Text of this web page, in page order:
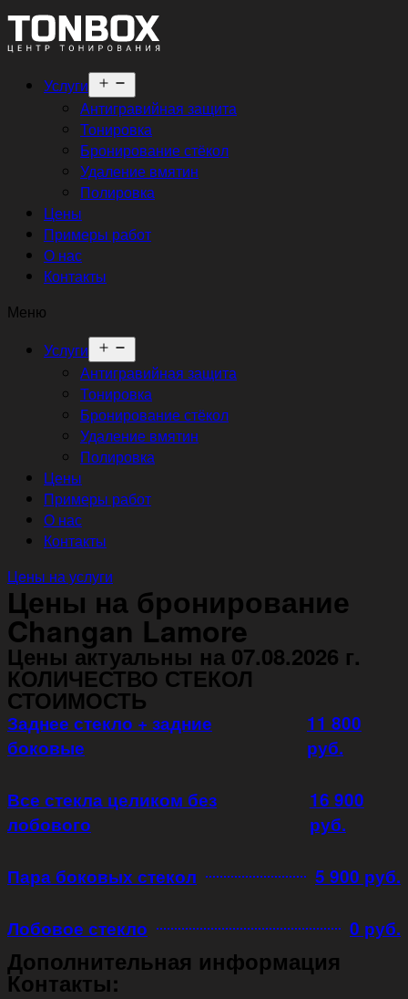
Услуги
меню
Антигравийная защита
Тонировка
Бронирование стёкол
Удаление вмятин
Полировка
Цены
Примеры работ
О нас
Контакты
Меню
Услуги
меню
Антигравийная защита
Тонировка
Бронирование стёкол
Удаление вмятин
Полировка
Цены
Примеры работ
О нас
Контакты
Цены на услуги
Цены на бронирование
Changan Lamore
Цены актуальны на 07.08.2026 г.
КОЛИЧЕСТВО СТЕКОЛ
СТОИМОСТЬ
Заднее стекло + задние
боковые
11 800
руб.
Все стекла целиком без
лобового
16 900
руб.
Пара боковых стекол 5 900 руб.
Лобовое стекло 0 руб.
Дополнительная информация
Контакты: